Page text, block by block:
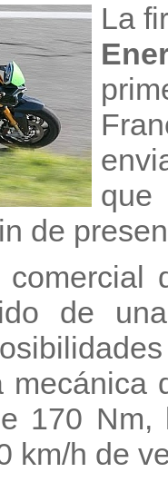
La
que
de
comercial
de
mecánica
170
km/h de